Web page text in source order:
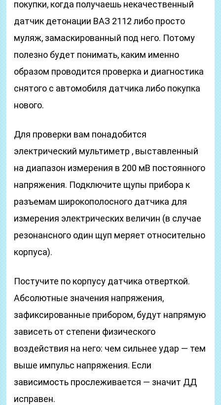
покупки, когда получаешь некачественный
датчик детонации ВАЗ 2112 либо просто
муляж, замаскированный под него. Потому
полезно будет понимать, каким именно
образом проводится проверка и диагностика
снятого с автомобиля датчика либо покупка
нового.
Для проверки вам понадобится
электрический мультиметр , выставленный
на диапазон измерения в 200 мВ постоянного
напряжения. Подключите щупы прибора к
разъемам широкополосного датчика для
измерения электрических величин (в случае
резонансного один щуп меряет относительно
корпуса).
Постучите по корпусу датчика отверткой.
Абсолютные значения напряжения,
зафиксированные прибором, будут напрямую
зависеть от степени физического
воздействия на него: чем сильнее удар — тем
выше импульс напряжения. Если
зависимость прослеживается — значит ДД
исправен.